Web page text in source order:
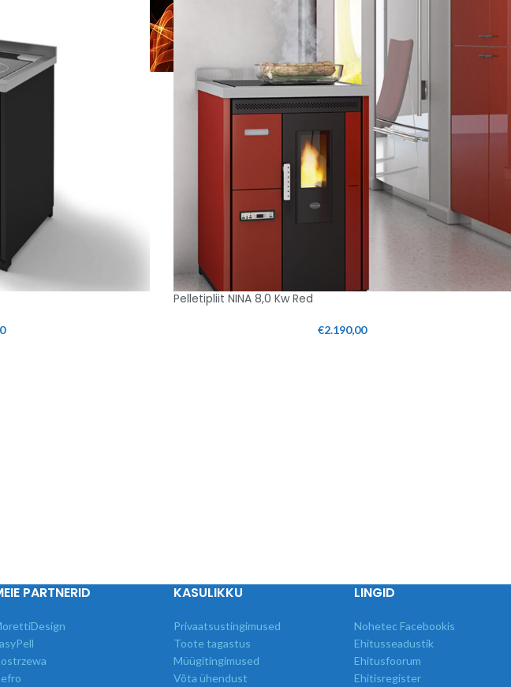
Pelletipliit NINA 8,0 Kw Red
€2.190,00
PARTNERID KASULIKKU
Privaatsustingimused
Toote tagastus
Müügitingimused
Võta ühendust
LINGID
Nohetec Facebookis
Ehitusseadustik
Ehitusfoorum
Ehitisregister